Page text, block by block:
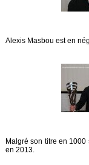
Alexis Masbou est en
Malgré son titre en 1000
en 2013.